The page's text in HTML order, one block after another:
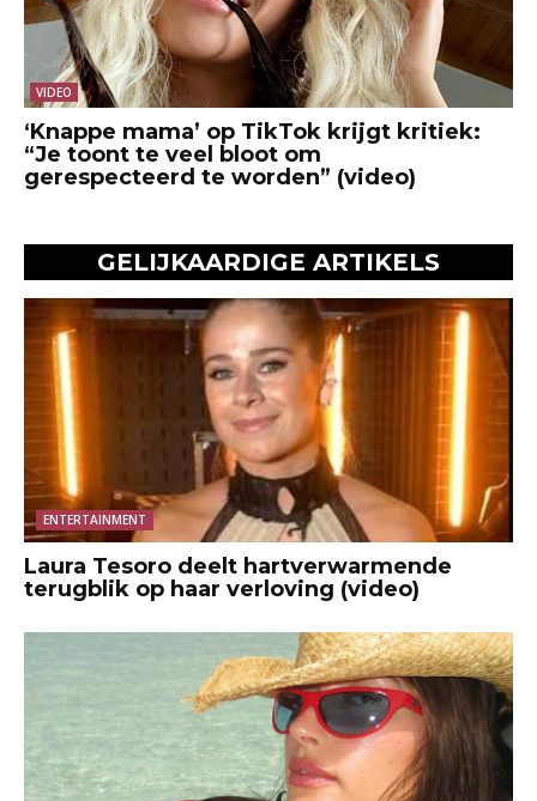
VIDEO
‘Knappe mama’ op TikTok krijgt kritiek:
“Je toont te veel bloot om
gerespecteerd te worden” (video)
GELIJKAARDIGE ARTIKELS
ENTERTAINMENT
Laura Tesoro deelt hartverwarmende
terugblik op haar verloving (video)